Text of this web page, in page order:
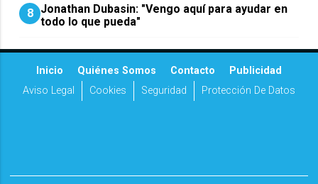
8 Jonathan Dubasin: "Vengo aquí para ayudar en
todo lo que pueda"
Inicio Quiénes Somos Contacto
Publicidad
Aviso Legal
Cookies Seguridad Protección De Datos